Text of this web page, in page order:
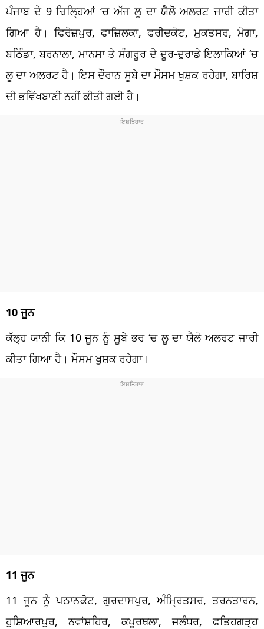
ਪੰਜਾਬ ਦੇ 9 ਜ਼ਿਲ੍ਹਿਆਂ ‘ਚ ਅੱਜ ਲੂ ਦਾ ਯੈਲੋ ਅਲਰਟ ਜਾਰੀ ਕੀਤਾ
ਗਿਆ ਹੈ। ਫਿਰੋਜ਼ਪੁਰ, ਫਾਜ਼ਿਲਕਾ, ਫਰੀਦਕੋਟ, ਮੁਕਤਸਰ, ਮੋਗਾ,
ਬਠਿੰਡਾ, ਬਰਨਾਲਾ, ਮਾਨਸਾ ਤੇ ਸੰਗਰੂਰ ਦੇ ਦੂਰ-ਦੁਰਾਡੇ ਇਲਾਕਿਆਂ ‘ਚ
ਲੂ ਦਾ ਅਲਰਟ ਹੈ। ਇਸ ਦੌਰਾਨ ਸੂਬੇ ਦਾ ਮੌਸਮ ਖੁਸ਼ਕ ਰਹੇਗਾ, ਬਾਰਿਸ਼
ਦੀ ਭਵਿੱਖਬਾਣੀ ਨਹੀਂ ਕੀਤੀ ਗਈ ਹੈ।
10 ਜੂਨ
ਕੱਲ੍ਹ ਯਾਨੀ ਕਿ 10 ਜੂਨ ਨੂੰ ਸੂਬੇ ਭਰ ‘ਚ ਲੂ ਦਾ ਯੈਲੋ ਅਲਰਟ ਜਾਰੀ
ਕੀਤਾ ਗਿਆ ਹੈ। ਮੌਸਮ ਖੁਸ਼ਕ ਰਹੇਗਾ।
11 ਜੂਨ
11 ਜੂਨ ਨੂੰ ਪਠਾਨਕੋਟ, ਗੁਰਦਾਸਪੁਰ, ਅੰਮ੍ਰਿਤਸਰ, ਤਰਨਤਾਰਨ,
ਹੁਸ਼ਿਆਰਪੁਰ, ਨਵਾਂਸ਼ਹਿਰ, ਕਪੂਰਥਲਾ, ਜਲੰਧਰ, ਫਤਿਹਗੜ੍ਹ